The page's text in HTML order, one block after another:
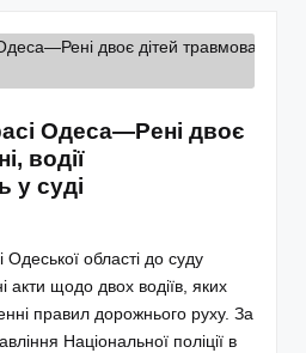
Одеса—Рені двоє
водії
у суді
Одеської області до суду
акти щодо двох водіїв, яких
правил дорожнього руху. За
Національної поліції в